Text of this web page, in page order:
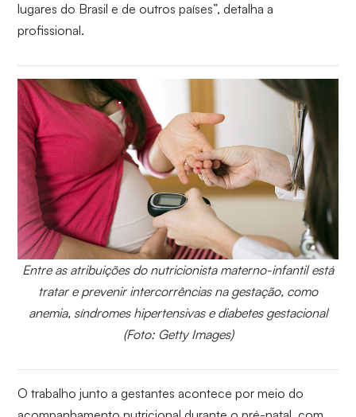
lugares do Brasil e de outros países”, detalha a
profissional.
Entre as atribuições do nutricionista materno-infantil está
tratar e prevenir intercorrências na gestação, como
anemia, síndromes hipertensivas e diabetes gestacional
(Foto: Getty Images)
O trabalho junto a gestantes acontece por meio do